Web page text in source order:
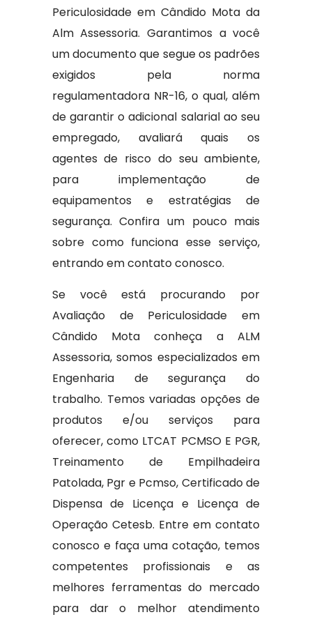
Periculosidade em Cândido Mota da
Alm Assessoria. Garantimos a você
um documento que segue os padrões
exigidos pela norma
regulamentadora NR-16, o qual, além
de garantir o adicional salarial ao seu
empregado, avaliará quais os
agentes de risco do seu ambiente,
para implementação de
equipamentos e estratégias de
segurança. Confira um pouco mais
sobre como funciona esse serviço,
entrando em contato conosco.
Se você está procurando por
Avaliação de Periculosidade em
Cândido Mota conheça a ALM
Assessoria, somos especializados em
Engenharia de segurança do
trabalho. Temos variadas opções de
produtos e/ou serviços para
oferecer, como LTCAT PCMSO E PGR,
Treinamento de Empilhadeira
Patolada, Pgr e Pcmso, Certificado de
Dispensa de Licença e Licença de
Operação Cetesb. Entre em contato
conosco e faça uma cotação, temos
competentes profissionais e as
melhores ferramentas do mercado
para dar o melhor atendimento